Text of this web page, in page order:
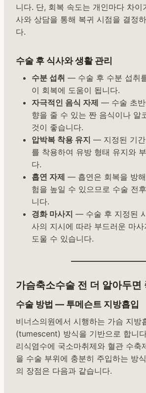
니다. 단, 회복 속도는 개인마다 차이
사와 상담을 통해 복귀 시점을 결정
다.
수술 후 식사와 생활 관리
수분 섭취 — 수술 후 수분 섭취
이 회복에 도움이 됩니다.
자극적인 음식 자제 — 수술 초반
향을 줄 수 있는 짠 음식이나 알
것이 좋습니다.
압박복 착용 유지 — 지정된 기
를 착용하여 유방 형태 유지와
다.
흡연 자제 — 흡연은 회복을 방
험을 높일 수 있으므로 수술 전
니다.
경화 마사지 — 수술 후 지정된
사의 지시에 따라 부드러운 마
도울 수 있습니다.
가슴축소수술 전 더 알아두면
수술 방법 — 투메슨트 지방흡입
비너스의원에서 시행하는 가슴 지방
(tumescent) 방식을 기반으로 합니
리식염수에 국소마취제와 혈관 수축
을 수술 부위에 충분히 주입하는 방
의 장점은 다음과 같습니다.